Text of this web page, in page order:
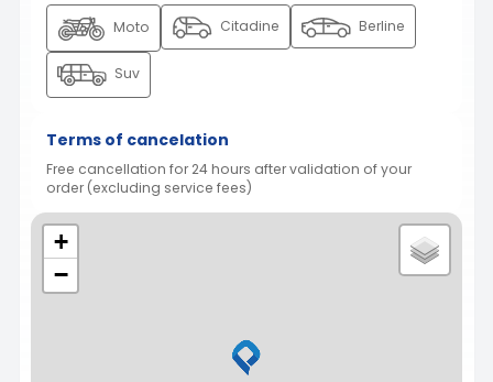
Moto Citadine Berline
Suv
Terms of cancelation
Free cancellation for 24 hours after validation of your
order (excluding service fees)
+
−